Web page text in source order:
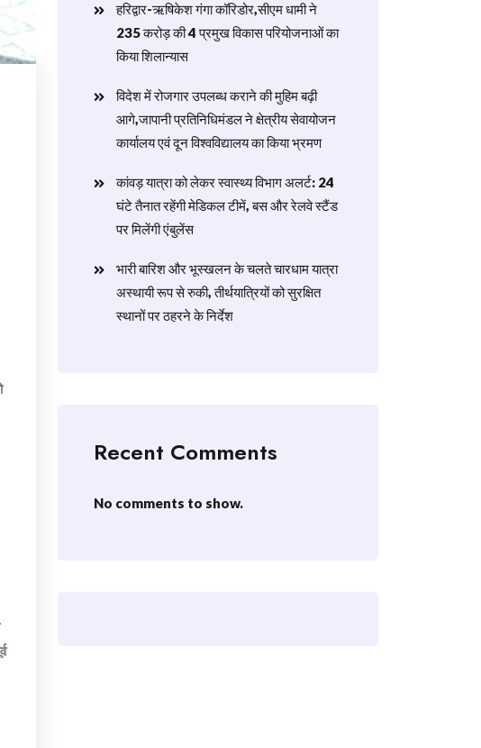
हरिद्वार-ऋषिकेश गंगा कॉरिडोर,सीएम धामी ने
235 करोड़ की 4 प्रमुख विकास परियोजनाओं का
किया शिलान्यास
विदेश में रोजगार उपलब्ध कराने की मुहिम बढ़ी
आगे,जापानी प्रतिनिधिमंडल ने क्षेत्रीय सेवायोजन
कार्यालय एवं दून विश्वविद्यालय का किया भ्रमण
​कांवड़ यात्रा को लेकर स्वास्थ्य विभाग अलर्ट: 24
घंटे तैनात रहेंगी मेडिकल टीमें, बस और रेलवे स्टैंड
पर मिलेंगी एंबुलेंस
​भारी बारिश और भूस्खलन के चलते चारधाम यात्रा
अस्थायी रूप से रुकी, तीर्थयात्रियों को सुरक्षित
स्थानों पर ठहरने के निर्देश
Recent Comments
No comments to show.